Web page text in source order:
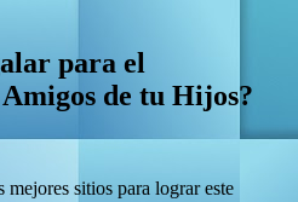
para el
de tu Hijos?
mejores sitios para lograr este